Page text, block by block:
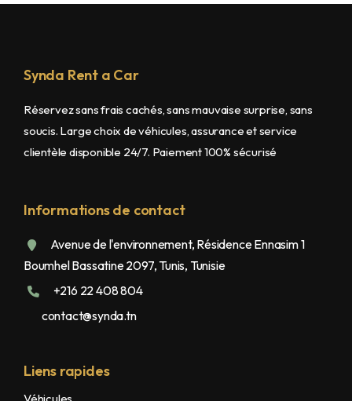
Synda Rent a Car
Réservez sans frais cachés, sans mauvaise surprise, sans
soucis. Large choix de véhicules, assurance et service
clientèle disponible 24/7. Paiement 100% sécurisé
Informations de contact
Avenue de l'environnement, Résidence Ennasim 1
Boumhel Bassatine 2097, Tunis, Tunisie
+216 22 408 804
contact@synda.tn
Liens rapides